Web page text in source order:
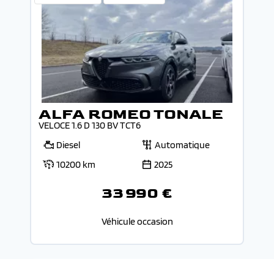
ALFA ROMEO TONALE
VELOCE 1.6 D 130 BV TCT6
Diesel
Automatique
10200 km
2025
33 990 €
Véhicule occasion